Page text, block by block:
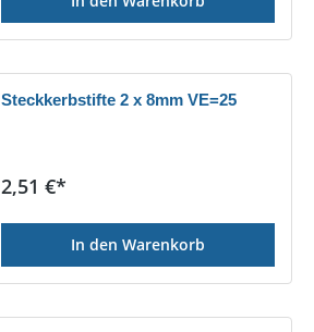
Steckkerbstifte 2 x 8mm VE=25
Regulärer Preis:
2,51 €*
In den Warenkorb